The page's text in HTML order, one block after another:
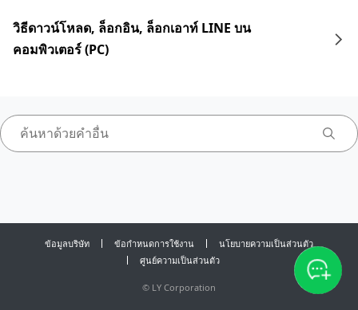
วิธีดาวน์โหลด, ล็อกอิน, ล็อกเอาท์ LINE บน
คอมพิวเตอร์ (PC)
ข้อมูลบริษัท ข้อกำหนดการใช้งาน
นโยบายความเป็นส่วนตัว
ศูนย์ความเป็นส่วนตัว
© LY Corporation